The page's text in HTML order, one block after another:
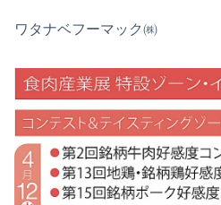
ワタナベフーマック㈱